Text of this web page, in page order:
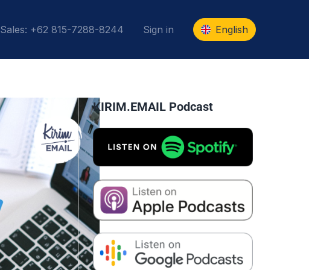
Sales: +62 815-7288-8244 Sign in English
KIRIM.EMAIL Podcast